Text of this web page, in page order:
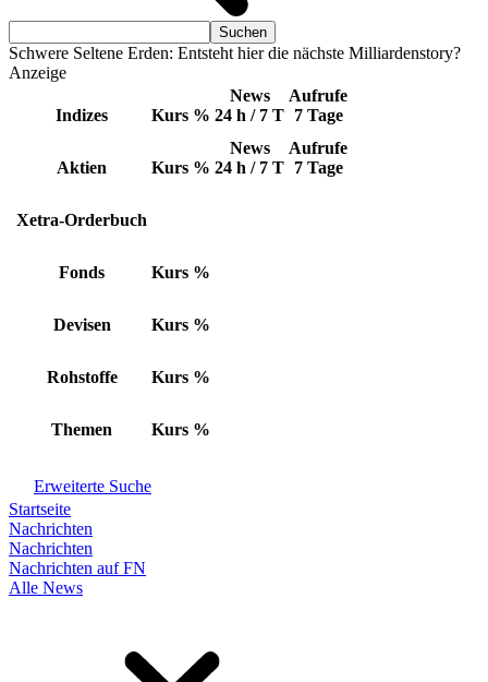
Schwere Seltene Erden: Entsteht hier die nächste Milliardenstory?
Anzeige
Indizes Kurs %
News
24 h / 7 T
Aufrufe
7 Tage
Aktien Kurs %
News
24 h / 7 T
Aufrufe
7 Tage
Xetra-Orderbuch
Fonds Kurs %
Devisen Kurs %
Rohstoffe Kurs %
Themen Kurs %
Erweiterte Suche
Startseite
Nachrichten
Nachrichten
Nachrichten auf FN
Alle News